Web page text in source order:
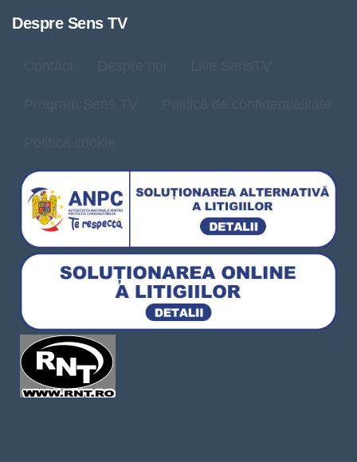
Despre Sens TV